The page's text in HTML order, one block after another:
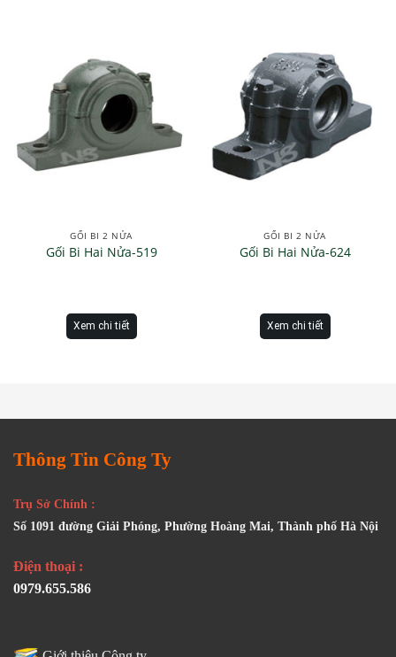
GỐI BI 2 NỬA
Gối Bi Hai Nửa-519
Xem chi tiết
GỐI BI 2 NỬA
Gối Bi Hai Nửa-624
Xem chi tiết
Thông Tin Công Ty
Trụ Sở Chính :
Số 1091 đường Giải Phóng, Phường Hoàng Mai, Thành phố Hà Nội
Điện thoại :
0979.655.586